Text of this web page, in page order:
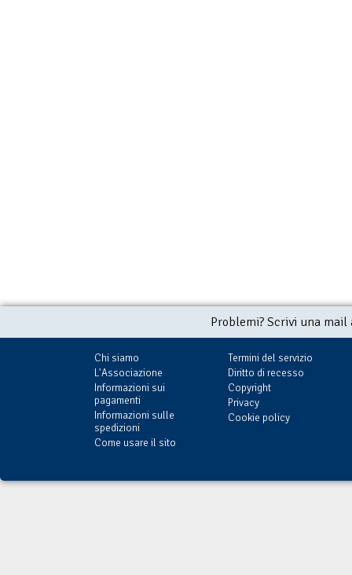
Problemi? Scrivi una
Chi siamo
L'Associazione
Informazioni sui
pagamenti
Informazioni sulle
spedizioni
Come usare il sito
Termini del servizio
Diritto di recesso
Copyright
Privacy
Cookie policy